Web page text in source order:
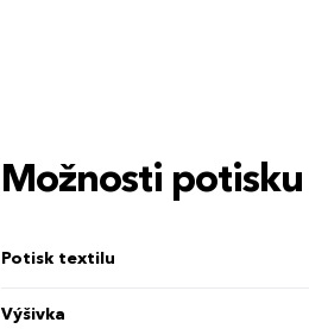
Možnosti potisku
Potisk textilu
Výšivka